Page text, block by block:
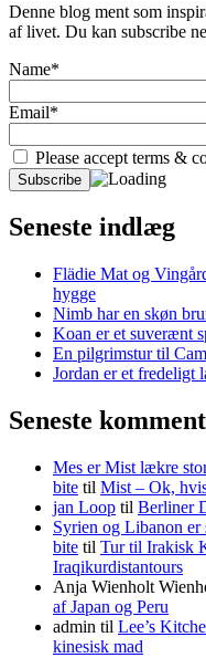
Denne blog ment som
af livet. Du kan subscribe
Name*
Email*
Please accept terms &
Seneste indlæg
Flädie Mat og
hygge
Nimb har en skøn
Koan er et suverænt
En pilgrimstur til
Jordan er et fredeligt
Seneste
Mes er Mist lækre
bite til Mist – Ok,
jan Loop til Berliner
Syrien og Libanon er
bite til Tur til Irakisk
Iraqikurdistantours
Anja Wienholt
af Japan og Peru
admin til Lee’s
kinesisk mad